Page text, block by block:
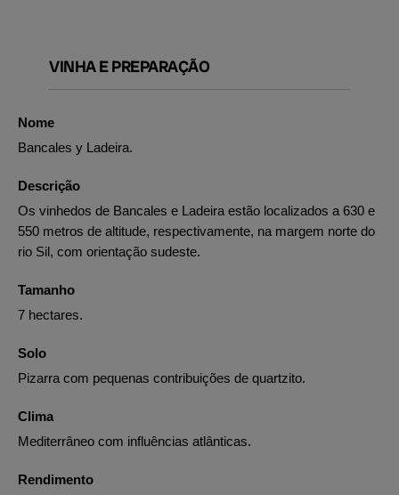
VINHA E PREPARAÇÃO
Nome
Bancales y Ladeira.
Descrição
Os vinhedos de Bancales e Ladeira estão localizados a 630 e
550 metros de altitude, respectivamente, na margem norte do
rio Sil, com orientação sudeste.
Tamanho
7 hectares.
Solo
Pizarra com pequenas contribuições de quartzito.
Clima
Mediterrâneo com influências atlânticas.
Rendimento